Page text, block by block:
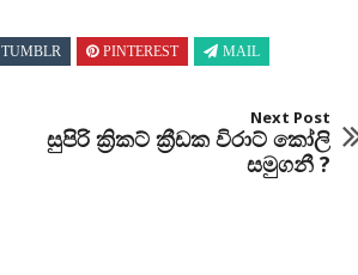
TUMBLR PINTEREST MAIL
Next Post
සුපිරි ක්‍රිකට් ක්‍රීඩක විරාට් කෝලි
සමුගනී ?